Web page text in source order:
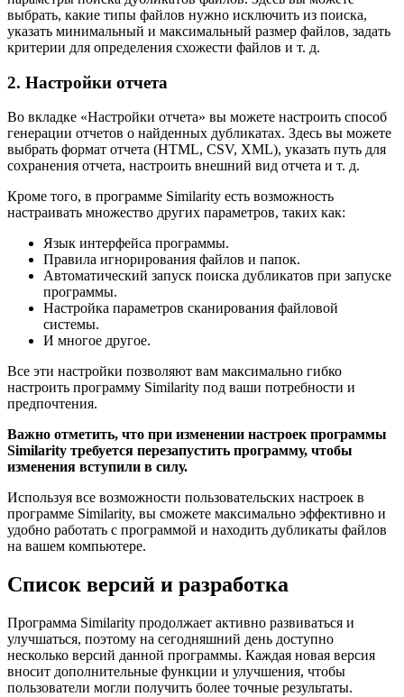
выбрать, какие типы файлов нужно исключить из поиска,
указать минимальный и максимальный размер файлов, задать
критерии для определения схожести файлов и т. д.
2. Настройки отчета
Во вкладке «Настройки отчета» вы можете настроить способ
генерации отчетов о найденных дубликатах. Здесь вы можете
выбрать формат отчета (HTML, CSV, XML), указать путь для
сохранения отчета, настроить внешний вид отчета и т. д.
Кроме того, в программе Similarity есть возможность
настраивать множество других параметров, таких как:
Язык интерфейса программы.
Правила игнорирования файлов и папок.
Автоматический запуск поиска дубликатов при запуске
программы.
Настройка параметров сканирования файловой
системы.
И многое другое.
Все эти настройки позволяют вам максимально гибко
настроить программу Similarity под ваши потребности и
предпочтения.
Важно отметить, что при изменении настроек программы
Similarity требуется перезапустить программу, чтобы
изменения вступили в силу.
Используя все возможности пользовательских настроек в
программе Similarity, вы сможете максимально эффективно и
удобно работать с программой и находить дубликаты файлов
на вашем компьютере.
Список версий и разработка
Программа Similarity продолжает активно развиваться и
улучшаться, поэтому на сегодняшний день доступно
несколько версий данной программы. Каждая новая версия
вносит дополнительные функции и улучшения, чтобы
пользователи могли получить более точные результаты.